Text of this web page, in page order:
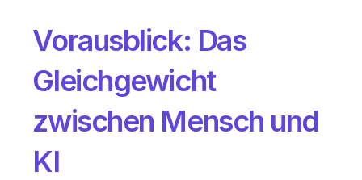
Vorausblick: Das
Gleichgewicht
zwischen Mensch und
KI